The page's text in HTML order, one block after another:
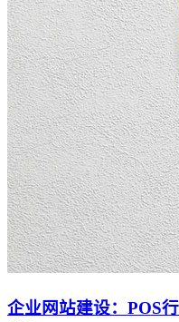
企业网站建设：POS